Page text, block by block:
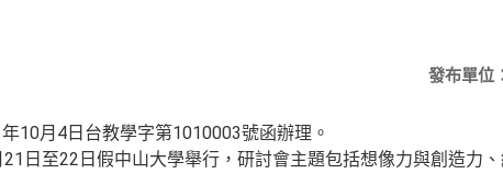
發布單位
10月4日台教學字第1010003號函辦理。
日至22日假中山大學舉行，研討會主題包括想像力與創造力